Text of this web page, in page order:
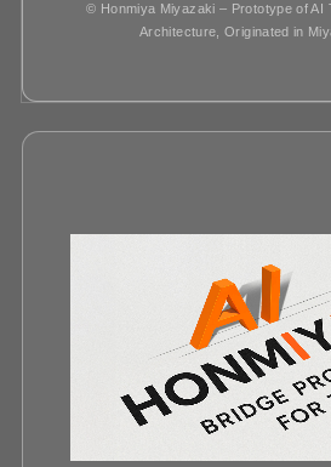
© Honmiya Miyazaki – Prototype of AI
Architecture, Originated in